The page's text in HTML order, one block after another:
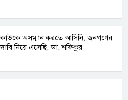
কাউকে অসম্মান করতে আসিনি, জনগণের
দাবি নিয়ে এসেছি: ডা. শফিকুর